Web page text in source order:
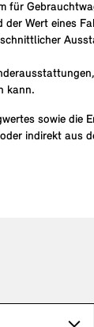
für
Wert eines
kann.
sowie die
indirekt aus